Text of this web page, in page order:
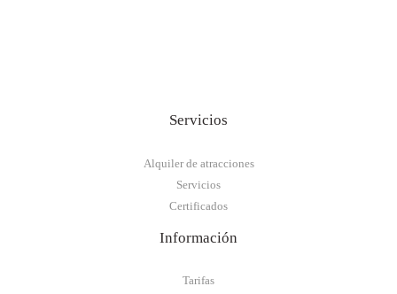
Servicios
Alquiler de atracciones
Servicios
Certificados
Información
Tarifas